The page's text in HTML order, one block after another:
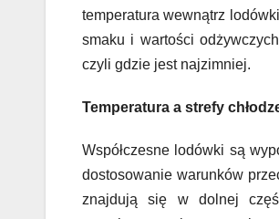
temperatura wewnątrz
smaku i wartości
czyli gdzie jest najzimniej.
Temperatura a strefy
Współczesne lodówki są
dostosowanie warunków
znajdują się w dolnej